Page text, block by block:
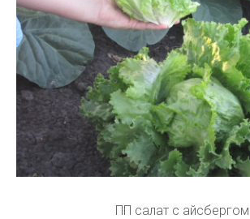
ПП салат с айсбергом